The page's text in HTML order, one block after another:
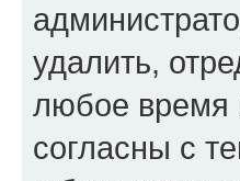
удалить,
любое время
согласны с